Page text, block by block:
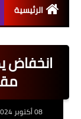
الرئيسية
انخفاض
08 أكتوبر 2024